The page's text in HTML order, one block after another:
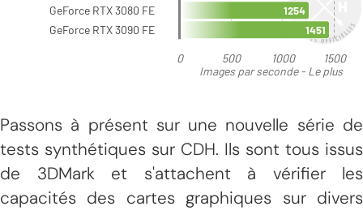
Passons à présent sur une nouvelle série de
tests synthétiques sur CDH. Ils sont tous issus
de 3DMark et s'attachent à vérifier les
capacités des cartes graphiques sur divers